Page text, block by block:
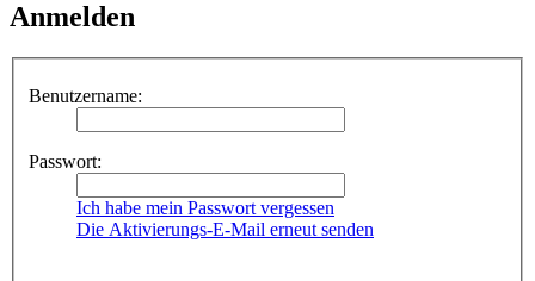
Anmelden
Benutzername:
Passwort:
Ich habe mein Passwort vergessen
Die Aktivierungs-E-Mail erneut senden